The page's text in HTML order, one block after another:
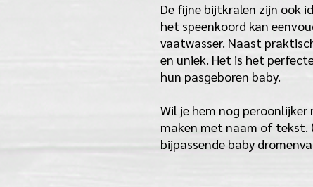
De fijne bijtkralen zijn ook
het speenkoord kan
vaatwasser. Naast
en uniek. Het is het
hun pasgeboren baby.
Wil je hem nog
maken met naam of tekst.
bijpassende baby